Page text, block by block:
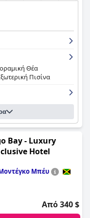
Θέα
Πισίνα
Bay - Luxury
Hotel
Μπέυ
Από 340 $